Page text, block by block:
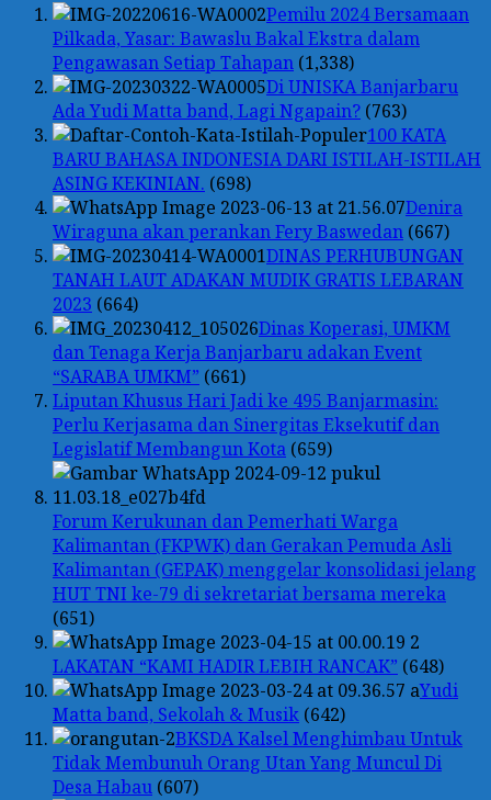
Pemilu 2024 Bersamaan
Pilkada, Yasar: Bawaslu Bakal Ekstra dalam
Pengawasan Setiap Tahapan (1,338)
Di UNISKA Banjarbaru
Ada Yudi Matta band, Lagi Ngapain? (763)
100 KATA
BARU BAHASA INDONESIA DARI ISTILAH-ISTILAH
ASING KEKINIAN. (698)
Denira
Wiraguna akan perankan Fery Baswedan (667)
DINAS PERHUBUNGAN
TANAH LAUT ADAKAN MUDIK GRATIS LEBARAN
2023 (664)
Dinas Koperasi, UMKM
dan Tenaga Kerja Banjarbaru adakan Event
“SARABA UMKM” (661)
Liputan Khusus Hari Jadi ke 495 Banjarmasin:
Perlu Kerjasama dan Sinergitas Eksekutif dan
Legislatif Membangun Kota (659)
Forum Kerukunan dan Pemerhati Warga
Kalimantan (FKPWK) dan Gerakan Pemuda Asli
Kalimantan (GEPAK) menggelar konsolidasi jelang
HUT TNI ke-79 di sekretariat bersama mereka
(651)
LAKATAN “KAMI HADIR LEBIH RANCAK” (648)
Yudi
Matta band, Sekolah & Musik (642)
BKSDA Kalsel Menghimbau Untuk
Tidak Membunuh Orang Utan Yang Muncul Di
Desa Habau (607)